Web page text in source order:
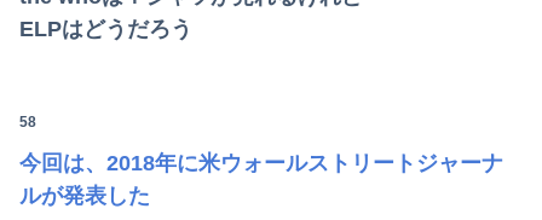
ELPはどうだろう
58
今回は、2018年に米ウォールストリートジャーナ
ルが発表した